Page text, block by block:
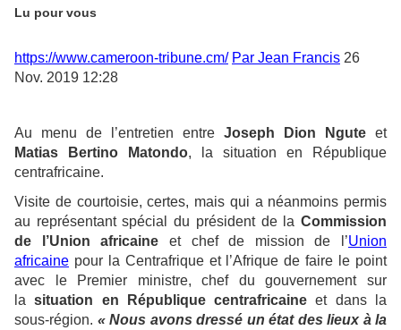
Lu pour vous
https://www.cameroon-tribune.cm/ Par Jean Francis 26
Nov. 2019 12:28
Au menu de l’entretien entre Joseph Dion Ngute et
Matias Bertino Matondo, la situation en République
centrafricaine.
Visite de courtoisie, certes, mais qui a néanmoins permis
au représentant spécial du président de la Commission
de l’Union africaine et chef de mission de l’Union
africaine pour la Centrafrique et l’Afrique de faire le point
avec le Premier ministre, chef du gouvernement sur
lasituation en République centrafricaineet dans la
sous-région. « Nous avons dressé un état des lieux à la